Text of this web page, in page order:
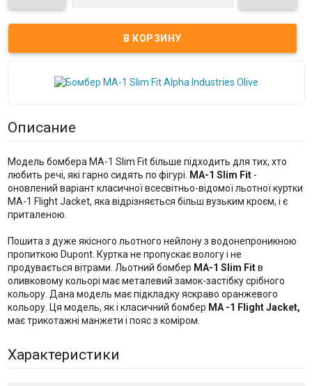
Описание
Модель бомбера MA-1 Slim Fit більше підходить для тих, хто
любить речі, які гарно сидять по фігурі.
MA-1 Slim Fit-
оновлений варіант класичної всесвітньо-відомої льотної куртки
МA-1 Flight Jacket, яка відрізняється більш вузьким кроєм, і є
приталеною.
Пошита з дуже якісного льотного нейлону з водонепроникною
пропиткою Dupont. Куртка не пропускає вологу і не
продувається вітрами. Льотний бомбер MA-1 Slim Fitв
оливковому кольорі має металевий замок-застібку срібного
кольору. Дана модель має підкладку яскраво оранжевого
кольору. Ця модель, як і класичний бомбер MA -1 Flight Jacket,
має трикотажні манжети і пояс з коміром.
Характеристики